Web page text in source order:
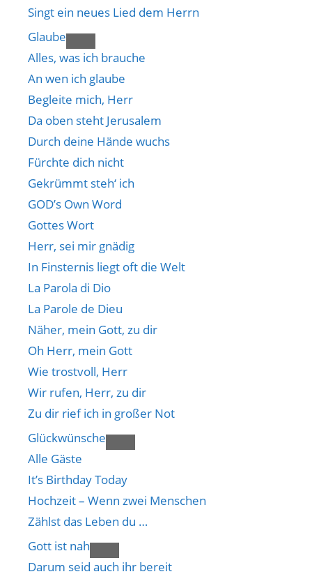
Singt ein neues Lied dem Herrn
Glaube
Alles, was ich brauche
An wen ich glaube
Begleite mich, Herr
Da oben steht Jerusalem
Durch deine Hände wuchs
Fürchte dich nicht
Gekrümmt steh‘ ich
GOD’s Own Word
Gottes Wort
Herr, sei mir gnädig
In Finsternis liegt oft die Welt
La Parola di Dio
La Parole de Dieu
Näher, mein Gott, zu dir
Oh Herr, mein Gott
Wie trostvoll, Herr
Wir rufen, Herr, zu dir
Zu dir rief ich in großer Not
Glückwünsche
Alle Gäste
It’s Birthday Today
Hochzeit – Wenn zwei Menschen
Zählst das Leben du …
Gott ist nah
Darum seid auch ihr bereit